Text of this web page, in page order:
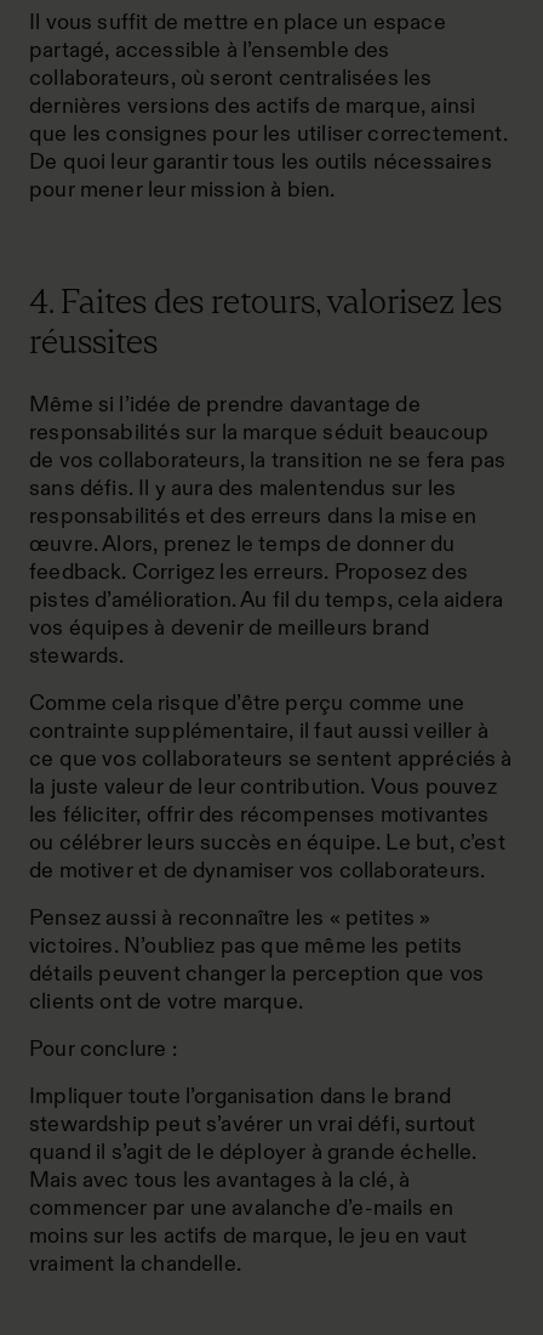
Il vous suffit de mettre en place un espace
partagé, accessible à l’ensemble des
collaborateurs, où seront centralisées les
dernières versions des actifs de marque, ainsi
que les consignes pour les utiliser correctement.
De quoi leur garantir tous les outils nécessaires
pour mener leur mission à bien.
4. Faites des retours, valorisez les
réussites
Même si l’idée de prendre davantage de
responsabilités sur la marque séduit beaucoup
de vos collaborateurs, la transition ne se fera pas
sans défis. Il y aura des malentendus sur les
responsabilités et des erreurs dans la mise en
œuvre. Alors, prenez le temps de donner du
feedback. Corrigez les erreurs. Proposez des
pistes d’amélioration. Au fil du temps, cela aidera
vos équipes à devenir de meilleurs brand
stewards.
Comme cela risque d’être perçu comme une
contrainte supplémentaire, il faut aussi veiller à
ce que vos collaborateurs se sentent appréciés à
la juste valeur de leur contribution. Vous pouvez
les féliciter, offrir des récompenses motivantes
ou célébrer leurs succès en équipe. Le but, c’est
de motiver et de dynamiser vos collaborateurs.
Pensez aussi à reconnaître les « petites »
victoires. N’oubliez pas que même les petits
détails peuvent changer la perception que vos
clients ont de votre marque.
Pour conclure :
Impliquer toute l’organisation dans le brand
stewardship peut s’avérer un vrai défi, surtout
quand il s’agit de le déployer à grande échelle.
Mais avec tous les avantages à la clé, à
commencer par une avalanche d’e-mails en
moins sur les actifs de marque, le jeu en vaut
vraiment la chandelle.